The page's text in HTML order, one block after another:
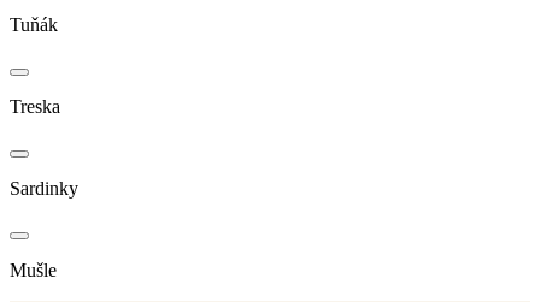
Tuňák
Treska
Sardinky
Mušle